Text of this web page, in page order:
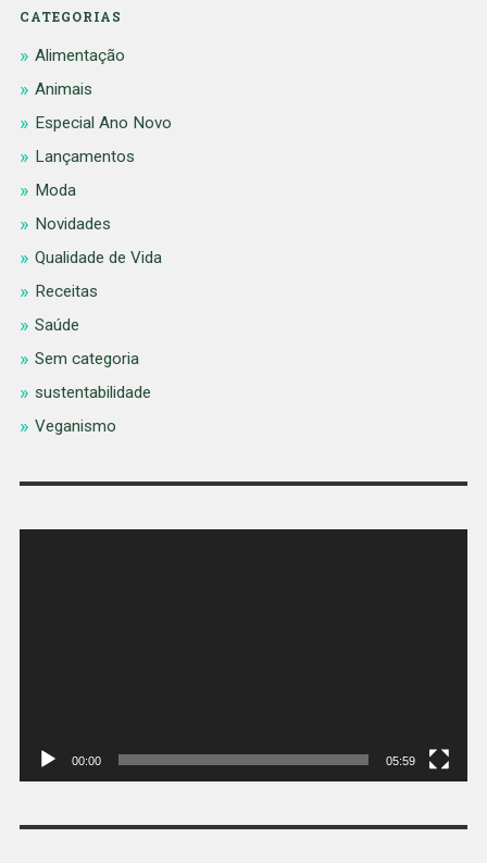
CATEGORIAS
Alimentação
Animais
Especial Ano Novo
Lançamentos
Moda
Novidades
Qualidade de Vida
Receitas
Saúde
Sem categoria
sustentabilidade
Veganismo
00:00 05:59